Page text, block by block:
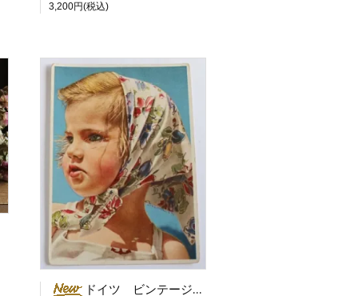
3,200円(税込)
ドイツ ビンテージポストカード 花柄スカーフの女の子